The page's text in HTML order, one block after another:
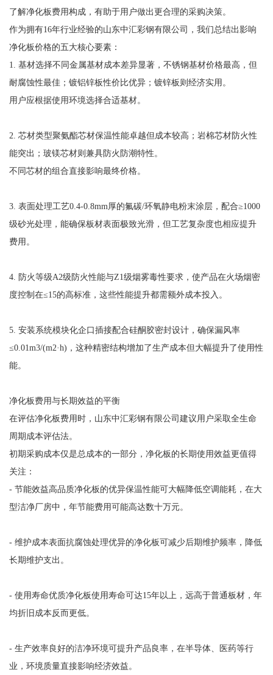
了解净化板费用构成，有助于用户做出更合理的采购决策。
作为拥有16年行业经验的山东中汇彩钢有限公司，我们总结出影响
净化板价格的五大核心要素：
1. 基材选择不同金属基材成本差异显著，不锈钢基材价格最高，但
耐腐蚀性最佳；镀铝锌板性价比优异；镀锌板则经济实用。
用户应根据使用环境选择合适基材。
2. 芯材类型聚氨酯芯材保温性能卓越但成本较高；岩棉芯材防火性
能突出；玻镁芯材则兼具防火防潮特性。
不同芯材的组合直接影响最终价格。
3. 表面处理工艺0.4-0.8mm厚的氟碳/环氧静电粉末涂层，配合≥1000
级砂光处理，能确保板材表面极致光滑，但工艺复杂度也相应提升
费用。
4. 防火等级A2级防火性能与Z1级烟雾毒性要求，使产品在火场烟密
度控制在≤15的高标准，这些性能提升都需额外成本投入。
5. 安装系统模块化企口插接配合硅酮胶密封设计，确保漏风率
≤0.01m3/(m2·h)，这种精密结构增加了生产成本但大幅提升了使用性
能。
净化板费用与长期效益的平衡
在评估净化板费用时，山东中汇彩钢有限公司建议用户采取全生命
周期成本评估法。
初期采购成本仅是总成本的一部分，净化板的长期使用效益更值得
关注：
- 节能效益高品质净化板的优异保温性能可大幅降低空调能耗，在大
型洁净厂房中，年节能费用可能高达数十万元。
- 维护成本表面抗腐蚀处理优异的净化板可减少后期维护频率，降低
长期维护支出。
- 使用寿命优质净化板使用寿命可达15年以上，远高于普通板材，年
均折旧成本反而更低。
- 生产效率良好的洁净环境可提升产品良率，在半导体、医药等行
业，环境质量直接影响经济效益。